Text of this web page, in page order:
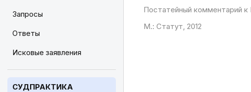
Запросы
Ответы
Исковые заявления
СУДПРАКТИКА
Постатейный комментарий
М.: Статут, 2012